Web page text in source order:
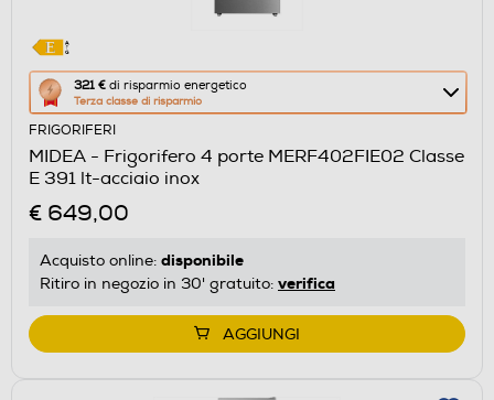
321 € di risparmio energetico
Terza classe di risparmio
Questa
azione
aprirà
il
Calcolatore
di
energetico
Youreko.
FRIGORIFERI
MIDEA - Frigorifero 4 porte MERF402FIE02 Classe
E 391 lt-acciaio inox
€ 649,00
Acquisto online: disponibile
Ritiro in negozio in 30' gratuito: verifica
AGGIUNGI